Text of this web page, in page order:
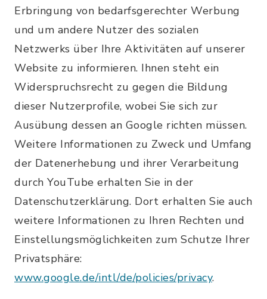
Erbringung von bedarfsgerechter Werbung
und um andere Nutzer des sozialen
Netzwerks über Ihre Aktivitäten auf unserer
Website zu informieren. Ihnen steht ein
Widerspruchsrecht zu gegen die Bildung
dieser Nutzerprofile, wobei Sie sich zur
Ausübung dessen an Google richten müssen.
Weitere Informationen zu Zweck und Umfang
der Datenerhebung und ihrer Verarbeitung
durch YouTube erhalten Sie in der
Datenschutzerklärung. Dort erhalten Sie auch
weitere Informationen zu Ihren Rechten und
Einstellungsmöglichkeiten zum Schutze Ihrer
Privatsphäre:
www.google.de/intl/de/policies/privacy.